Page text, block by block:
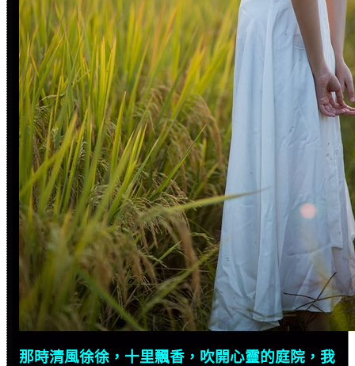
那時清風徐徐，十里飄香，吹開心靈的庭院，我